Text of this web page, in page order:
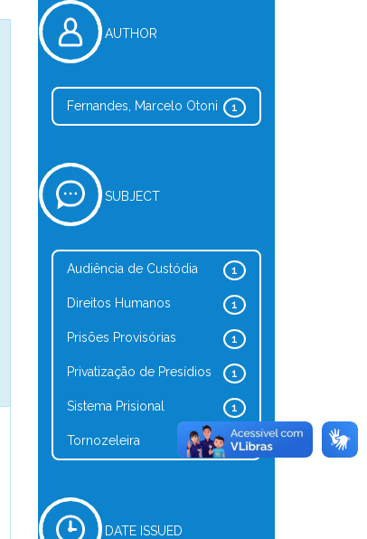
AUTHOR
1
Fernandes, Marcelo Otoni
SUBJECT
1
Audiência de Custódia
1
Direitos Humanos
1
Prisões Provisórias
1
Privatização de Presídios
1
Sistema Prisional
1
Tornozeleira
DATE ISSUED